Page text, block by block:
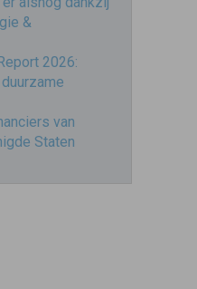
&
2026:
van
Staten